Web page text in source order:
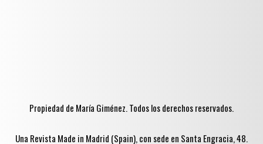
Propiedad de María Giménez. Todos los derechos reservados.
Una Revista Made in Madrid (Spain), con sede en Santa Engracia, 48.